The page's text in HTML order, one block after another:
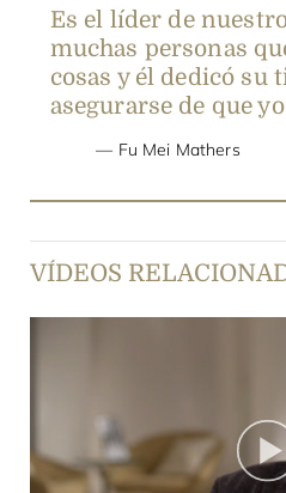
Es el líder de
muchas personas
cosas y él dedicó su
asegurarse de que
Fu Mei Mathers
VÍDEOS